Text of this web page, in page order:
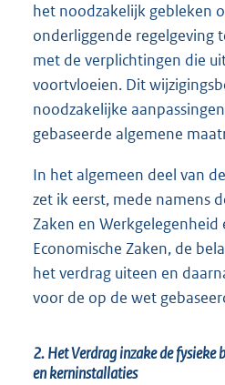
het noodzakelijk gebleken
onderliggende regelgeving
met de verplichtingen die
voortvloeien. Dit
noodzakelijke
gebaseerde algemene
In het algemeen deel van
zet ik eerst, mede namens
Zaken en Werkgelegenheid
Economische Zaken, de
het verdrag uiteen en
voor de op de wet
2. Het Verdrag inzake de
en kerninstallaties